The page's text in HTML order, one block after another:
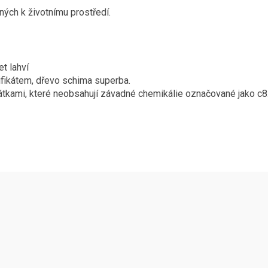
k životnímu prostředí.
lahví
dřevo schima superba.
které neobsahují závadné chemikálie označované jako c8.